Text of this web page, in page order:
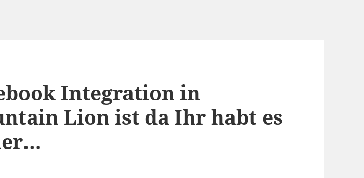
Integration in
Lion ist da Ihr habt es